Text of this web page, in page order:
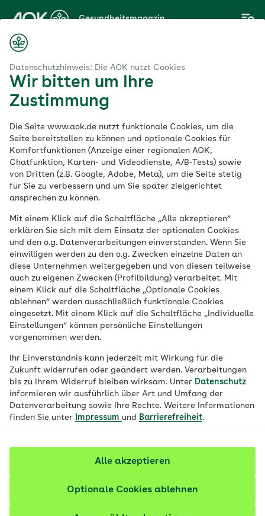
Datenschutzhinweis: Die AOK nutzt Cookies
Wir bitten um Ihre
Zustimmung
Die Seite www.aok.de nutzt funktionale Cookies, um die
Seite bereitstellen zu können und optionale Cookies für
Komfortfunktionen (Anzeige einer regionalen AOK,
Chatfunktion, Karten- und Videodienste, A/B-Tests) sowie
von Dritten (z.B. Google, Adobe, Meta), um die Seite stetig
für Sie zu verbessern und um Sie später zielgerichtet
ansprechen zu können.
Mit einem Klick auf die Schaltfläche „Alle akzeptieren“
erklären Sie sich mit dem Einsatz der optionalen Cookies
und den o.g. Datenverarbeitungen einverstanden. Wenn Sie
einwilligen werden zu den o.g. Zwecken einzelne Daten an
diese Unternehmen weitergegeben und von diesen teilweise
auch zu eigenen Zwecken (Profilbildung) verarbeitet. Mit
einem Klick auf die Schaltfläche „Optionale Cookies
ablehnen“ werden ausschließlich funktionale Cookies
eingesetzt. Mit einem Klick auf die Schaltfläche „Individuelle
Einstellungen“ können persönliche Einstellungen
vorgenommen werden.
Ihr Einverständnis kann jederzeit mit Wirkung für die
Zukunft widerrufen oder geändert werden. Verarbeitungen
bis zu Ihrem Widerruf bleiben wirksam. Unter Datenschutz
informieren wir ausführlich über Art und Umfang der
Datenverarbeitung sowie Ihre Rechte. Weitere Informationen
finden Sie unter
Impressum und Barrierefreiheit.
Optionale Cookies ablehnen
Alle akzeptieren
Hauptinhalt
springen
Gesundheitsmagazin
Durch Selbstreflexion
negative Gefühle
umwandeln und
nutzen
Veröffentlicht am:
22.10.2021 5 Minuten Lesedauer
Ständige Grübeleien fördern die
Entwicklung negativer Gefühle wie leichte
Reizbarkeit oder Wut. Eine Möglichkeit,
Selbstreflexion. Was dahinter steckt und
wie das funktioniert, erfahren Sie hier.